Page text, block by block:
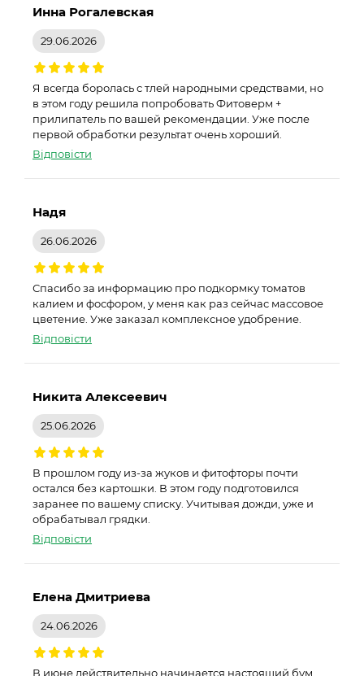
Инна Рогалевская
29.06.2026
Я всегда боролась с тлей народными средствами, но
в этом году решила попробовать Фитоверм +
прилипатель по вашей рекомендации. Уже после
первой обработки результат очень хороший.
Відповісти
Надя
26.06.2026
Спасибо за информацию про подкормку томатов
калием и фосфором, у меня как раз сейчас массовое
цветение. Уже заказал комплексное удобрение.
Відповісти
Никита Алексеевич
25.06.2026
В прошлом году из-за жуков и фитофторы почти
остался без картошки. В этом году подготовился
заранее по вашему списку. Учитывая дожди, уже и
обрабатывал грядки.
Відповісти
Елена Дмитриева
24.06.2026
В июне действительно начинается настоящий бум